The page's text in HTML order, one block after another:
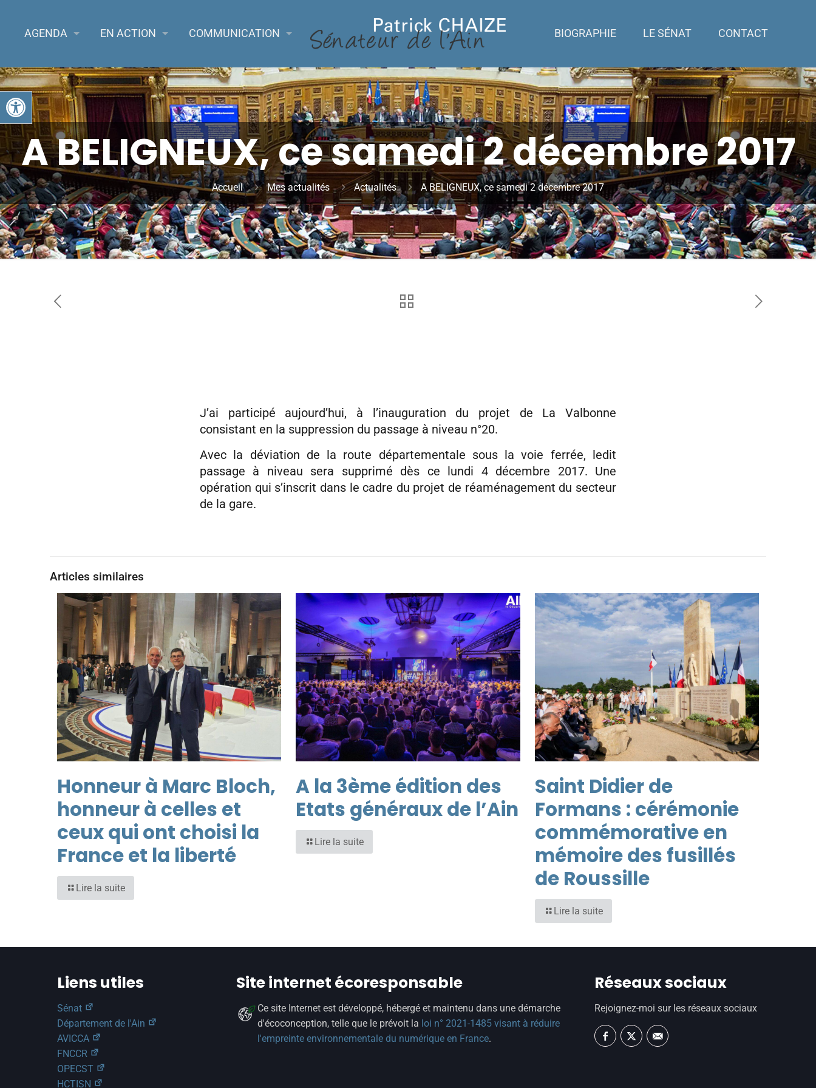
Ouvrir la barre d’outils
AGENDA EN ACTION COMMUNICATION BIOGRAPHIE LE SÉNAT CONTACT
A BELIGNEUX, ce samedi 2 décembre 2017
Accueil Mes actualités Actualités A BELIGNEUX, ce samedi 2 décembre 2017
J’ai participé aujourd’hui, à l’inauguration du projet de La Valbonne
consistant en la suppression du passage à niveau n°20.
Avec la déviation de la route départementale sous la voie ferrée, ledit
passage à niveau sera supprimé dès ce lundi 4 décembre 2017. Une
opération qui s’inscrit dans le cadre du projet de réaménagement du secteur
de la gare.
Articles similaires
Honneur à Marc Bloch,
honneur à celles et
ceux qui ont choisi la
France et la liberté
Lire la suite
A la 3ème édition des
Etats généraux de l’Ain
Lire la suite
Saint Didier de
Formans : cérémonie
commémorative en
mémoire des fusillés
de Roussille
Lire la suite
Liens utiles
Sénat
Département de l'Ain
AVICCA
FNCCR
OPECST
HCTISN
Site internet écoresponsable
Ce site Internet est développé, hébergé et maintenu dans une démarche
d'écoconception, telle que le prévoit la loi n° 2021-1485 visant à réduire
l'empreinte environnementale du numérique en France.
Réseaux sociaux
Rejoignez-moi sur les réseaux sociaux